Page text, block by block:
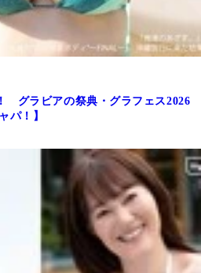
グラビアの祭典・グラフェス2026
パ！】